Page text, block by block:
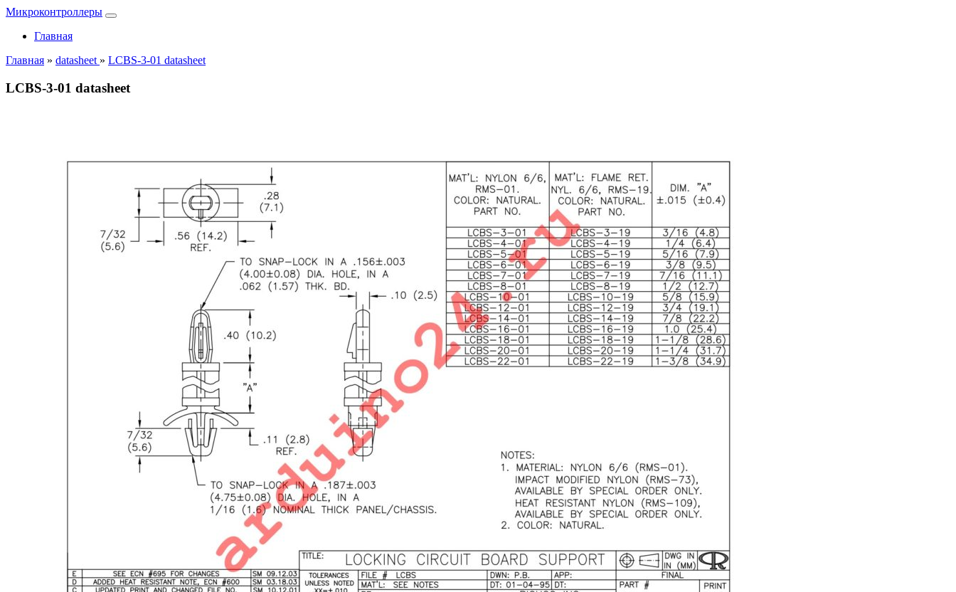
Микроконтроллеры
Главная
Главная » datasheet » LCBS-3-01 datasheet
LCBS-3-01 datasheet